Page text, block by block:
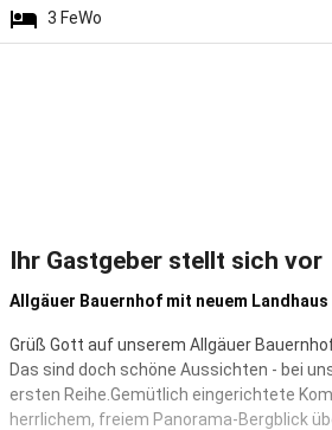
3 FeWo
Ihr Gastgeber stellt sich vor
Allgäuer Bauernhof mit neuem Landhaus
Grüß Gott auf unserem Allgäuer
Das sind doch schöne Aussichten - bei
ersten Reihe.Gemütlich eingerichtete
herrlichem, freiem Panorama-Bergblick